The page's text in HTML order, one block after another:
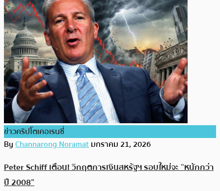
ข่าวคริปโตเคอเรนซี่
ByChannarong Noramatมกราคม 21, 2026
Peter Schiff เตือน! วิกฤตการเงินสหรัฐฯ รอบใหม่จะ “หนักกว่า
ปี 2008”